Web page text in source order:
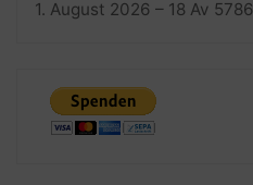
1. August 2026 – 18 Av 5786